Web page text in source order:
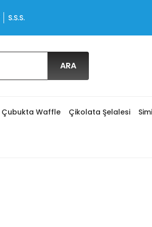
S.S.S.
ARA
Çubukta Waffle Çikolata Şelalesi